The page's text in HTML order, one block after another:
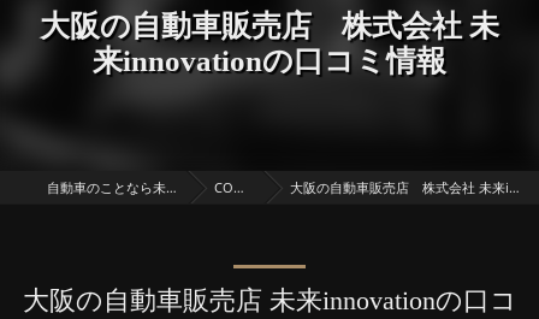
大阪の自動車販売店 株式会社 未
来innovationの口コミ情報
自動車のことなら未来innovation CONCEPT 大阪の自動車販売店 株式会社 未来innovationの口コミ情報
大阪の自動車販売店 未来innovationの口コ